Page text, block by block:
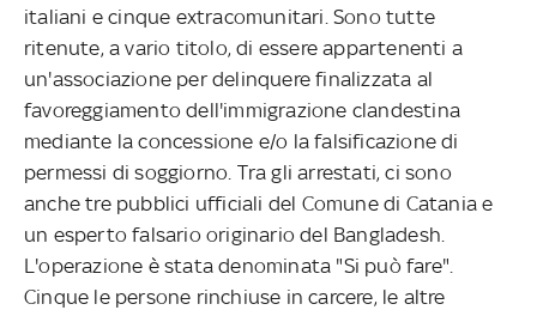
italiani e cinque extracomunitari. Sono tutte
ritenute, a vario titolo, di essere appartenenti a
un'associazione per delinquere finalizzata al
favoreggiamento dell'immigrazione clandestina
mediante la concessione e/o la falsificazione di
permessi di soggiorno. Tra gli arrestati, ci sono
anche tre pubblici ufficiali del Comune di Catania e
un esperto falsario originario del Bangladesh.
L'operazione è stata denominata "Si può fare".
Cinque le persone rinchiuse in carcere, le altre